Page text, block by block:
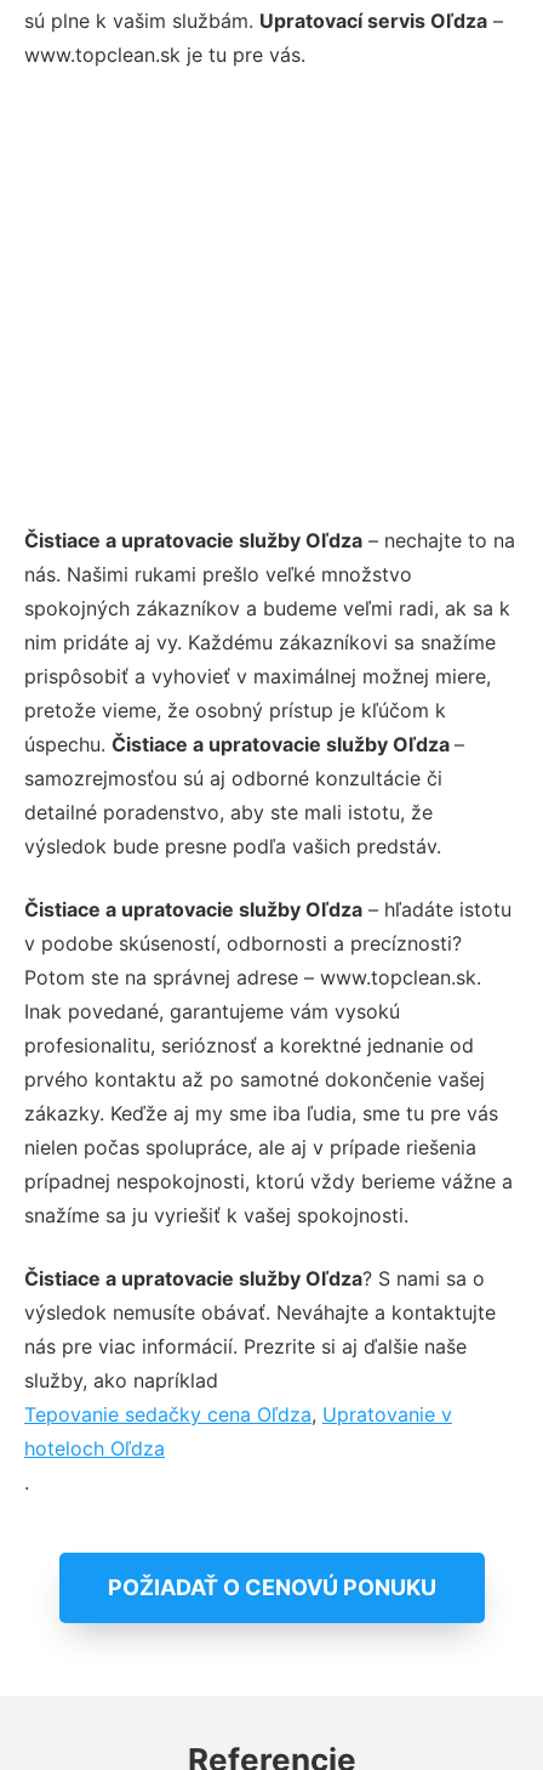
sú plne k vašim službám. Upratovací servis Oľdza –
www.topclean.sk je tu pre vás.
Čistiace a upratovacie služby Oľdza – nechajte to na
nás. Našimi rukami prešlo veľké množstvo
spokojných zákazníkov a budeme veľmi radi, ak sa k
nim pridáte aj vy. Každému zákazníkovi sa snažíme
prispôsobiť a vyhovieť v maximálnej možnej miere,
pretože vieme, že osobný prístup je kľúčom k
úspechu. Čistiace a upratovacie služby Oľdza –
samozrejmosťou sú aj odborné konzultácie či
detailné poradenstvo, aby ste mali istotu, že
výsledok bude presne podľa vašich predstáv.
Čistiace a upratovacie služby Oľdza – hľadáte istotu
v podobe skúseností, odbornosti a precíznosti?
Potom ste na správnej adrese – www.topclean.sk.
Inak povedané, garantujeme vám vysokú
profesionalitu, serióznosť a korektné jednanie od
prvého kontaktu až po samotné dokončenie vašej
zákazky. Keďže aj my sme iba ľudia, sme tu pre vás
nielen počas spolupráce, ale aj v prípade riešenia
prípadnej nespokojnosti, ktorú vždy berieme vážne a
snažíme sa ju vyriešiť k vašej spokojnosti.
Čistiace a upratovacie služby Oľdza? S nami sa o
výsledok nemusíte obávať. Neváhajte a kontaktujte
nás pre viac informácií. Prezrite si aj ďalšie naše
služby, ako napríklad
Tepovanie sedačky cena Oľdza, Upratovanie v
hoteloch Oľdza
.
POŽIADAŤ O CENOVÚ PONUKU
Referencie